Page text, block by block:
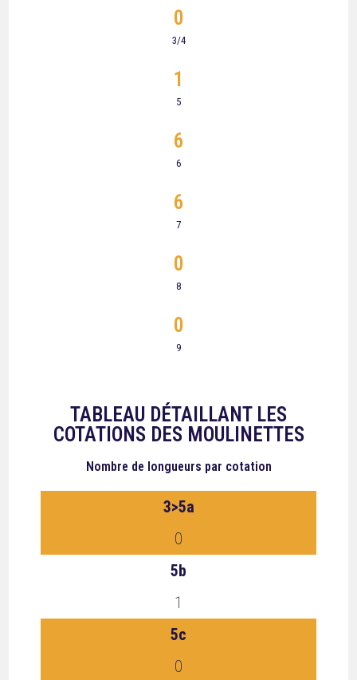
3/4
0
5
1
6
6
7
6
8
0
9
0
TABLEAU DÉTAILLANT LES
COTATIONS DES MOULINETTES
Nombre de longueurs par cotation
3>5a
0
5b
1
5c
0